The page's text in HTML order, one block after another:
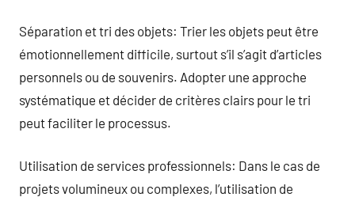
Séparation et tri des objets: Trier les objets peut être
émotionnellement difficile, surtout s’il s’agit d’articles
personnels ou de souvenirs. Adopter une approche
systématique et décider de critères clairs pour le tri
peut faciliter le processus.
Utilisation de services professionnels: Dans le cas de
projets volumineux ou complexes, l’utilisation de